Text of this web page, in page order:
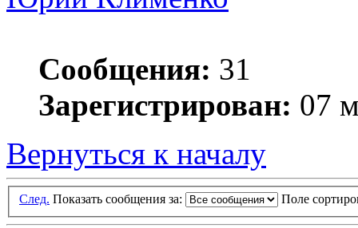
Сообщения: 31
Зарегистрирован: 07
Вернуться к началу
След. Показать сообщения за: Поле